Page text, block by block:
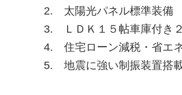
2. 太陽光パネル標準装備
3. ＬＤＫ１５帖車庫付き
4. 住宅ローン減税・省エ
5. 地震に強い制振装置搭